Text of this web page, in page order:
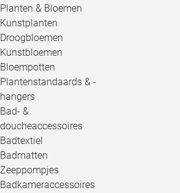
Planten & Bloemen
Kunstplanten
Droogbloemen
Kunstbloemen
Bloempotten
Plantenstandaards & -
hangers
Bad- &
doucheaccessoires
Badtextiel
Badmatten
Zeeppompjes
Badkameraccessoires